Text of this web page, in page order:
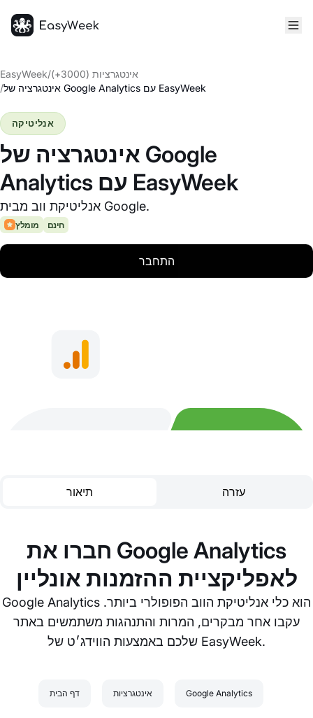
EasyWeek/
אינטגרציות (3000+)
/
אינטגרציה של Google Analytics עם EasyWeek
אינטגרציה של Google
Analytics עם EasyWeek
אנליטיקת ווב מבית Google.
אנליטיקה
מומלץ חינם
התחבר
תיאור עזרה
חברו את Google Analytics
לאפליקציית ההזמנות אונליין
Google Analytics הוא כלי אנליטיקת הווב הפופולרי ביותר.
עקבו אחר מבקרים, המרות והתנהגות משתמשים באתר
שלכם באמצעות הווידג׳ט של EasyWeek.
דף הבית אינטגרציות Google Analytics